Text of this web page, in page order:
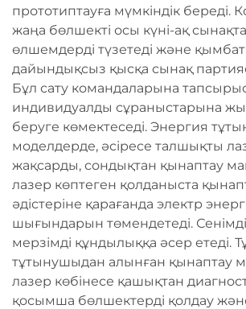
прототиптауға мүмкіндік береді.
жаңа бөлшекті осы күні-ақ
өлшемдерді түзетеді және
дайындықсыз қысқа сынақ
Бұл сату командаларына
индивидуалды сұраныстарына
беруге көмектеседі. Энергия
моделдерде, әсіресе талшықты
жақсарды, сондықтан қынаптау
лазер көптеген қолданыста
әдістеріне қарағанда электр
шығындарын төмендетеді.
мерзімді құндылыққа әсер етеді.
тұтынушыдан алынған қынаптау
лазер көбінесе қашықтан
қосымша бөлшектерді қолдау